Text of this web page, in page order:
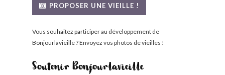
PROPOSER UNE VIEILLE !
Vous souhaitez participer au développement de
Bonjourlavieille ? Envoyez vos photos de vieilles !
Soutenir Bonjourlavieille